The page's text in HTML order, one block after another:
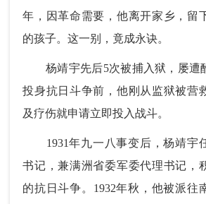
年，因革命需要，他离开家乡，留
的孩子。这一别，竟成永诀。
杨靖宇先后5次被捕入狱，屡遭
投身抗日斗争前，他刚从监狱被营
及疗伤就申请立即投入战斗。
1931年九一八事变后，杨靖宇
书记，兼满洲省委军委代理书记，
的抗日斗争。1932年秋，他被派往